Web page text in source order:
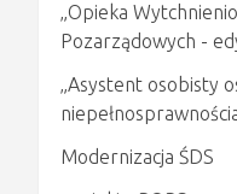
„Opieka
Pozarządowych -
„Asystent osobisty
Modernizacja ŚDS